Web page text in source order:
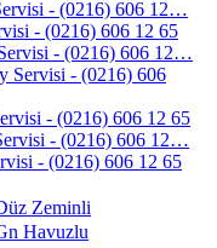
- (0216) 606 12…
- (0216) 606 12 65
- (0216) 606 12…
Servisi - (0216) 606
- (0216) 606 12 65
- (0216) 606 12…
- (0216) 606 12 65
Zeminli
Havuzlu